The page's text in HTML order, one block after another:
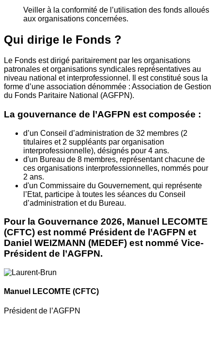
Veiller à la conformité de l’utilisation des fonds alloués
aux organisations concernées.
Qui dirige le Fonds ?
Le Fonds est dirigé paritairement par les organisations
patronales et organisations syndicales représentatives au
niveau national et interprofessionnel. Il est constitué sous la
forme d’une association dénommée : Association de Gestion
du Fonds Paritaire National (AGFPN).
La gouvernance de l’AGFPN est composée :
d’un Conseil d’administration de 32 membres (2
titulaires et 2 suppléants par organisation
interprofessionnelle), désignés pour 4 ans.
d'un Bureau de 8 membres, représentant chacune de
ces organisations interprofessionnelles, nommés pour
2 ans.
d'un Commissaire du Gouvernement, qui représente
l’Etat, participe à toutes les séances du Conseil
d’administration et du Bureau.
Pour la Gouvernance 2026, Manuel LECOMTE
(CFTC) est nommé Président de l’AGFPN et
Daniel WEIZMANN (MEDEF) est nommé Vice-
Président de l’AGFPN.
Manuel LECOMTE (CFTC)
Président de l’AGFPN